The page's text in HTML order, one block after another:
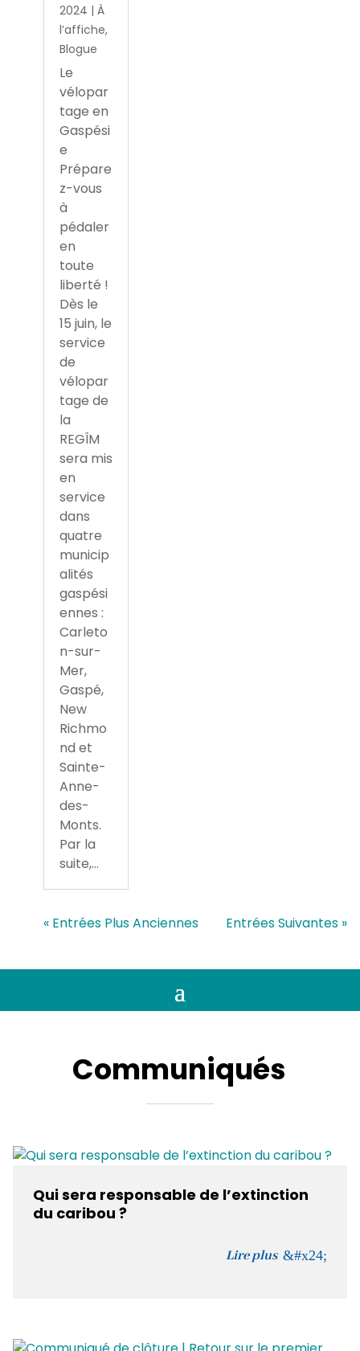
2024 | À
l’affiche,
Blogue
Le
vélopar
tage en
Gaspési
e
Prépare
z-vous
à
pédaler
en
toute
liberté !
Dès le
15 juin, le
service
de
vélopar
tage de
la
REGÎM
sera mis
en
service
dans
quatre
municip
alités
gaspési
ennes :
Carleto
n-sur-
Mer,
Gaspé,
New
Richmo
nd et
Sainte-
Anne-
des-
Monts.
Par la
suite,...
« Entrées Plus Anciennes Entrées Suivantes »
Communiqués
Qui sera responsable de l’extinction
du caribou ?
Lire plus